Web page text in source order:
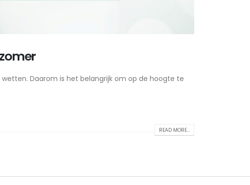
Daarom is het belangrijk om op de hoogte te
READ MORE...